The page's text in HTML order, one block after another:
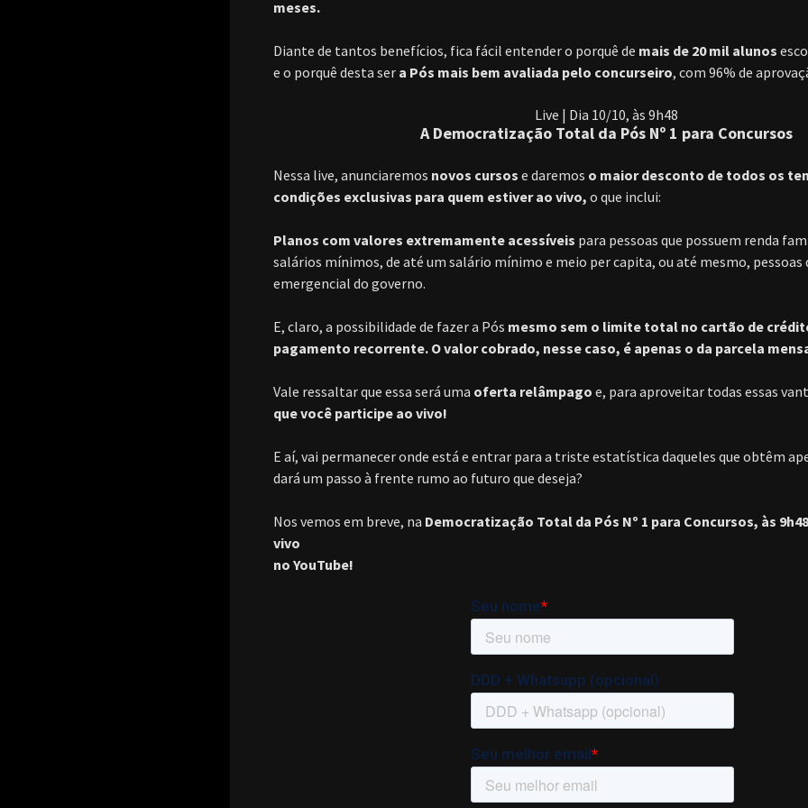
meses.
Diante de tantos benefícios, fica fácil entender o porquê de mais de 20 mil alunos
e o porquê desta ser a Pós mais bem avaliada pelo concurseiro, com 96% de
Live | Dia 10/10, às 9h48
A Democratização Total da Pós Nº 1 para Concursos
Nessa live, anunciaremos novos cursos e daremos o maior desconto de todos os
condições exclusivas para quem estiver ao vivo, o que inclui:
Planos com valores extremamente acessíveis para pessoas que possuem renda
salários mínimos, de até um salário mínimo e meio per capita, ou até mesmo, pessoas
emergencial do governo.
E, claro, a possibilidade de fazer a Pós mesmo sem o limite total no cartão de
pagamento recorrente. O valor cobrado, nesse caso, é apenas o da parcela
Vale ressaltar que essa será uma oferta relâmpago e, para aproveitar todas essas
que você participe ao vivo!
E aí, vai permanecer onde está e entrar para a triste estatística daqueles que obtêm
dará um passo à frente rumo ao futuro que deseja?
Nos vemos em breve, na Democratização Total da Pós Nº 1 para Concursos, às
vivo
no YouTube!